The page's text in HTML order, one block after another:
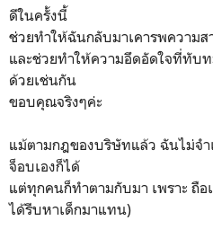
ดีในครั้งนี้
ช่วยทำให้ฉันกลับมาเคารพความส
และช่วยทำให้ความอึดอัดใจที่ทับ
ด้วยเช่นกัน
ขอบคุณจริงๆค่ะ
แม้ตามกฎของบริษัทแล้ว ฉันไม่จำ
จ็อบเองก็ได้
แต่ทุกคนก็ทำตามกับมา เพราะ ถือ
ได้รีบหาเด็กมาแทน)